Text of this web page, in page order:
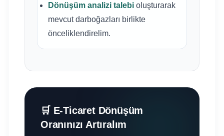
Dönüşüm analizi talebioluşturarak
mevcut darboğazları birlikte
önceliklendirelim.
🛒 E-Ticaret Dönüşüm
Oranınızı Artıralım